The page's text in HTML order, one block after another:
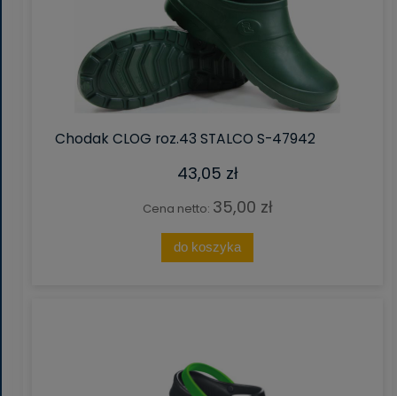
Chodak CLOG roz.43 STALCO S-47942
43,05 zł
Cena netto: 35,00 zł
do koszyka